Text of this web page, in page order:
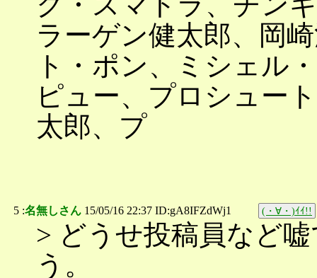
ラーゲン健太郎、岡
ト・ポン、ミシェル
ピュー、プロシュー
太郎、プ
5 :名無しさん 15/05/16 22:37 ID:gA8IFZdWj1 (・∀・)ｲｲ!!
> どうせ投稿員など
う。